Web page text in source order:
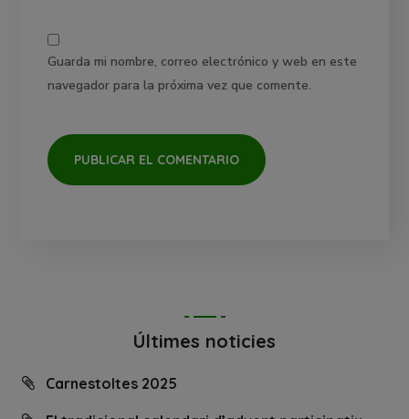
Guarda mi nombre, correo electrónico y web en este
navegador para la próxima vez que comente.
Últimes noticies
Carnestoltes 2025